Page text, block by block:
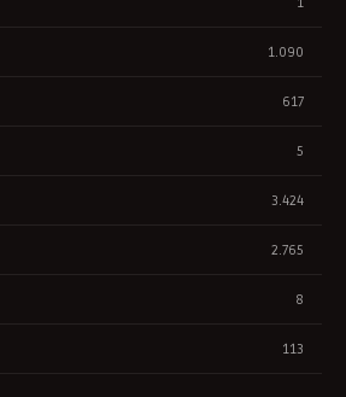
1.090
617
5
3.424
2.765
8
113